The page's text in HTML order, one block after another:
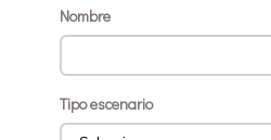
Nombre
Tipo escenario